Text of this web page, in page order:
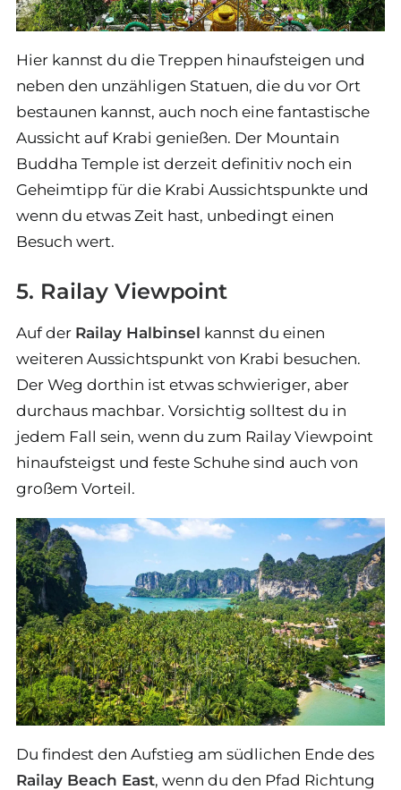
Hier kannst du die Treppen hinaufsteigen und
neben den unzähligen Statuen, die du vor Ort
bestaunen kannst, auch noch eine fantastische
Aussicht auf Krabi genießen. Der Mountain
Buddha Temple ist derzeit definitiv noch ein
Geheimtipp für die Krabi Aussichtspunkte und
wenn du etwas Zeit hast, unbedingt einen
Besuch wert.
5. Railay Viewpoint
Auf der Railay Halbinsel kannst du einen
weiteren Aussichtspunkt von Krabi besuchen.
Der Weg dorthin ist etwas schwieriger, aber
durchaus machbar. Vorsichtig solltest du in
jedem Fall sein, wenn du zum Railay Viewpoint
hinaufsteigst und feste Schuhe sind auch von
großem Vorteil.
Du findest den Aufstieg am südlichen Ende des
Railay Beach East, wenn du den Pfad Richtung